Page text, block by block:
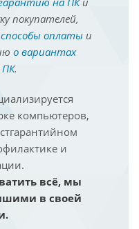
покупателей,
способы оплатыи
о вариантах
ПК.
компьютеров,
и
всё, мы
в своей